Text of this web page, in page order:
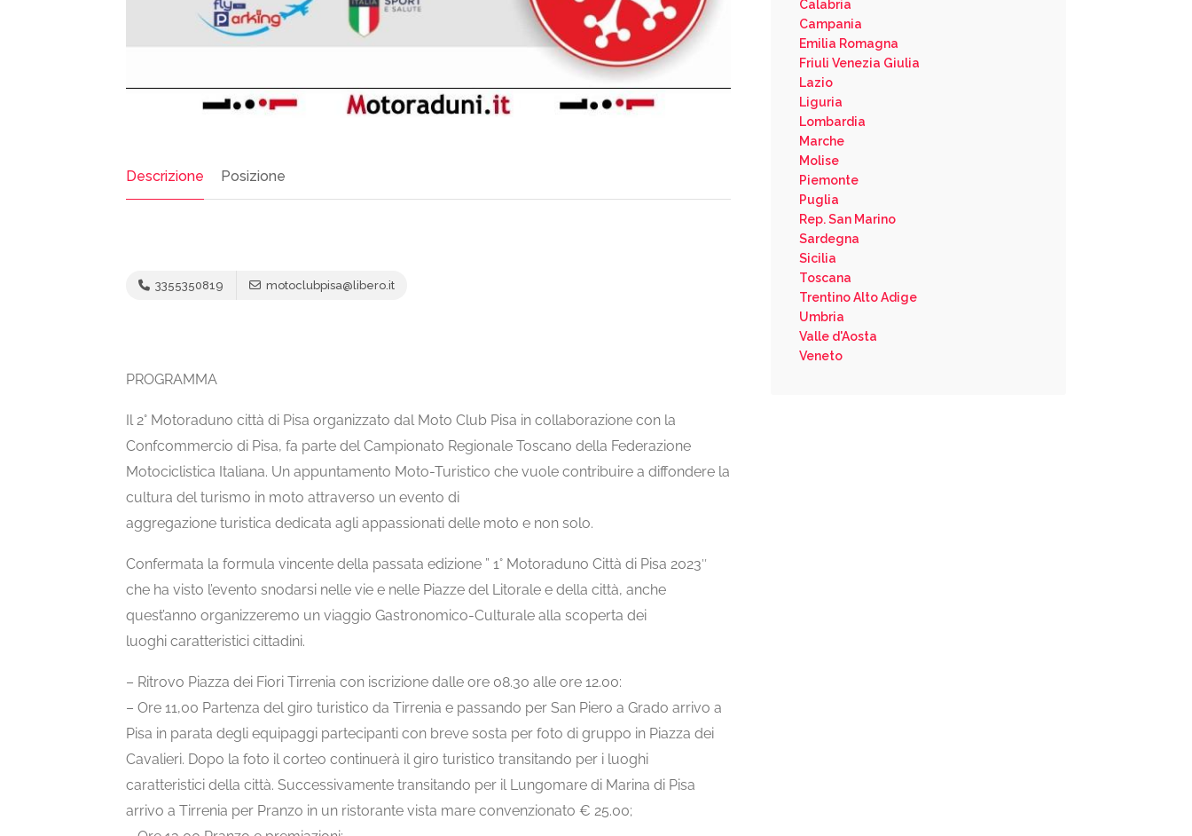
Descrizione Posizione
3355350819 motoclubpisa@libero.it
PROGRAMMA
Il 2° Motoraduno città di Pisa organizzato dal Moto Club Pisa in collaborazione con la
Confcommercio di Pisa, fa parte del Campionato Regionale Toscano della Federazione
Motociclistica Italiana. Un appuntamento Moto-Turistico che vuole contribuire a diffondere la
cultura del turismo in moto attraverso un evento di
aggregazione turistica dedicata agli appassionati delle moto e non solo.
Confermata la formula vincente della passata edizione ” 1° Motoraduno Città di Pisa 2023″
che ha visto l’evento snodarsi nelle vie e nelle Piazze del Litorale e della città, anche
quest’anno organizzeremo un viaggio Gastronomico-Culturale alla scoperta dei
luoghi caratteristici cittadini.
– Ritrovo Piazza dei Fiori Tirrenia con iscrizione dalle ore 08.30 alle ore 12.00:
– Ore 11,00 Partenza del giro turistico da Tirrenia e passando per San Piero a Grado arrivo a
Pisa in parata degli equipaggi partecipanti con breve sosta per foto di gruppo in Piazza dei
Cavalieri. Dopo la foto il corteo continuerà il giro turistico transitando per i luoghi
caratteristici della città. Successivamente transitando per il Lungomare di Marina di Pisa
arrivo a Tirrenia per Pranzo in un ristorante vista mare convenzionato € 25.00;
Calabria
Campania
Emilia Romagna
Friuli Venezia Giulia
Lazio
Liguria
Lombardia
Marche
Molise
Piemonte
Puglia
Rep. San Marino
Sardegna
Sicilia
Toscana
Trentino Alto Adige
Umbria
Valle d'Aosta
Veneto